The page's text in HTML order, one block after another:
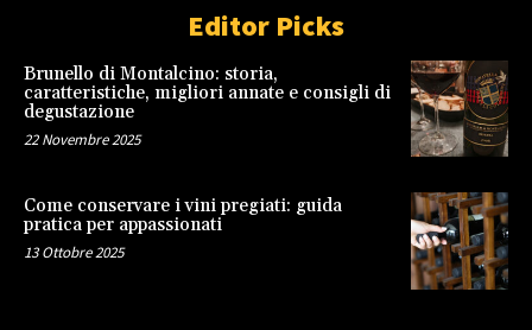
Editor Picks
Brunello di Montalcino: storia,
caratteristiche, migliori annate e consigli di
degustazione
22 Novembre 2025
Come conservare i vini pregiati: guida
pratica per appassionati
13 Ottobre 2025